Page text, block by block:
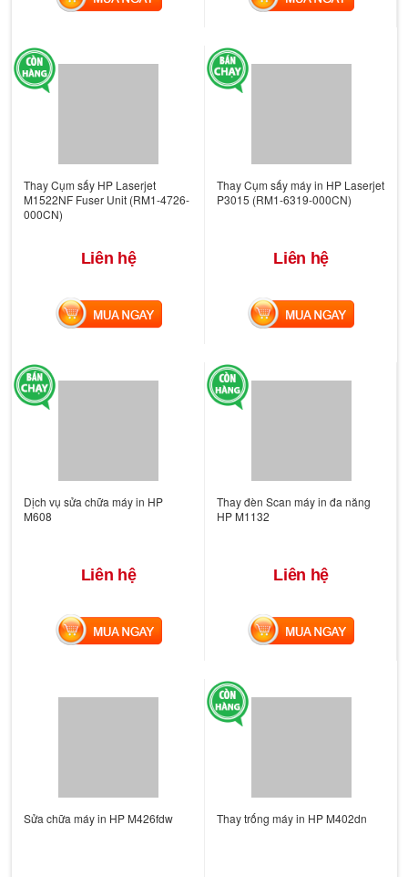
Thay Cụm sấy HP Laserjet
M1522NF Fuser Unit (RM1-4726-
000CN)
Liên hệ
MUA NGAY
Thay Cụm sấy máy in HP Laserjet
P3015 (RM1-6319-000CN)
Liên hệ
MUA NGAY
Dịch vụ sửa chữa máy in HP
M608
Liên hệ
MUA NGAY
Thay đèn Scan máy in đa năng
HP M1132
Liên hệ
MUA NGAY
Sửa chữa máy in HP M426fdw Thay trống máy in HP M402dn